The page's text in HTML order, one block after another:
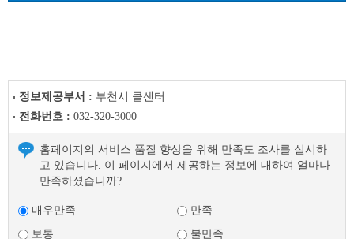
정보제공부서 : 부천시 콜센터
전화번호 : 032-320-3000
홈페이지의 서비스 품질 향상을 위해 만족도 조사를 실시하
고 있습니다. 이 페이지에서 제공하는 정보에 대하여 얼마나
만족하셨습니까?
매우만족
만족
보통
불만족